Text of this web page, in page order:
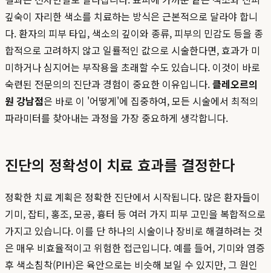
깊숙이 자리한 색소를 치료하는 방식은 근본적으로 달라야 합니
다. 환자의 피부 타입, 색소의 깊이와 종류, 피부의 민감도 등을 종
합적으로 고려하지 않고 일률적인 값으로 시술한다면, 효과가 미
미하거나 심지어는 부작용을 초래할 수도 있습니다. 이것이 바로
숙련된 전문의의 진단과 경험이 중요한 이유입니다.클레오르의
원 강남점은 바로 이 '어떻게'에 집중하여, 모든 시술에서 최적의
파라미터를 찾아내는 과정을 가장 중요하게 생각합니다.
진단의 정확성이 치료 효과를 결정한다
정확한 치료 계획은 정확한 진단에서 시작됩니다. 많은 환자들이
기미, 잡티, 홍조, 모공, 흉터 등 여러 가지 피부 고민을 복합적으로
가지고 있습니다. 이를 단 하나의 시술이나 장비로 해결하려는 것
은 매우 비효율적이고 위험한 접근입니다. 예를 들어, 기미와 염증
후 색소침착(PIH)은 육안으로는 비슷해 보일 수 있지만, 그 원인